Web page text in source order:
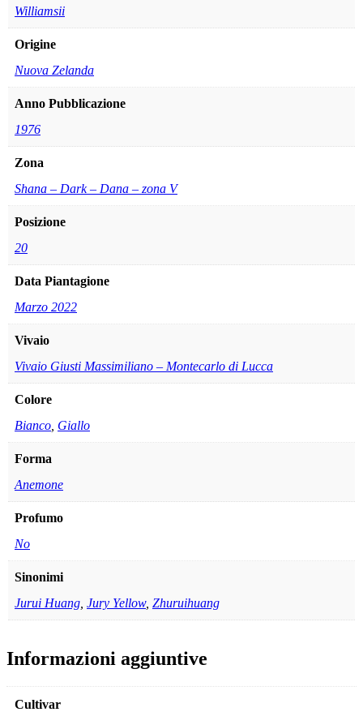
Williamsii
Origine
Nuova Zelanda
Anno Pubblicazione
1976
Zona
Shana – Dark – Dana – zona V
Posizione
20
Data Piantagione
Marzo 2022
Vivaio
Vivaio Giusti Massimiliano – Montecarlo di Lucca
Colore
Bianco Giallo
Forma
Anemone
Profumo
No
Sinonimi
Jurui Huang Jury Yellow, Zhuruihuang
Informazioni aggiuntive
Cultivar